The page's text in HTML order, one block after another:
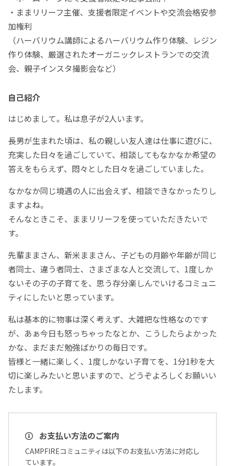
・ままリリーフ主催、支援者限定イベントや交流会格安参
加権利
（ハーバリウム講師によるハーバリウム作り体験、レジン
作り体験、厳選されたオーガニックレストランでの交流
会、親子インスタ撮影会など）
自己紹介
はじめまして。私は息子が2人います。
長男が生まれた頃は、私の親しい友人達は仕事に遊びに、
充実した日々を過ごしていて、相談してもなかなか希望の
答えをもらえず、悶々とした日々を過ごしていました。
なかなか同じ境遇の人に出会えず、相談できなかったりし
ますよね。
そんなときこそ、ままリリーフを使っていただきたいで
す。
先輩ままさん、新米ままさん、子どもの月齢や年齢が同じ
者同士、違う者同士、さまざまな人と交流して、1度しか
ないその子の子育てを、思う存分楽しんでいけるコミュニ
ティにしたいと思っています。
私は基本的に物事は深く考えず、大雑把な性格なのです
が、あぁ今日も怒っちゃったなとか、こうしたらよかった
かな、まだまだ勉強ばかりの毎日です。
皆様と一緒に楽しく、1度しかない子育てを、1分1秒を大
切に楽しみたいと思いますので、どうぞよろしくお願いい
たします。
お支払い方法のご案内
CAMPFIREコミュニティは以下のお支払い方法に対応し
ています。